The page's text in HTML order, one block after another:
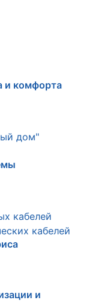
и комфорта
дом"
кабелей
кабелей
и